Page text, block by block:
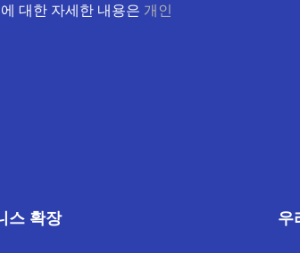
대한 자세한 내용은 개인
스 확장 우